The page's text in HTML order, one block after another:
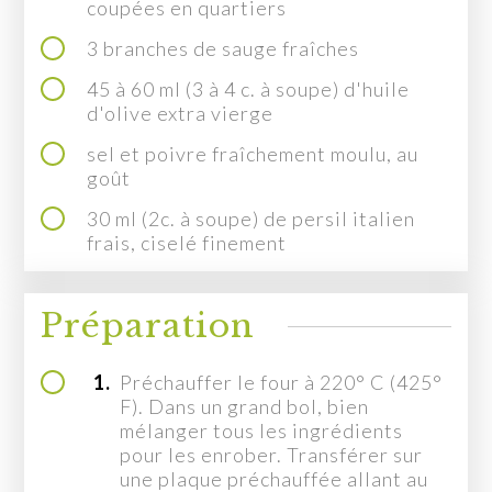
MON COMPTE
EN
coupées en quartiers
3 branches de sauge fraîches
45 à 60 ml (3 à 4 c. à soupe) d'huile
d'olive extra vierge
sel et poivre fraîchement moulu, au
goût
30 ml (2c. à soupe) de persil italien
frais, ciselé finement
Préparation
1. Préchauffer le four à 220° C (425°
F). Dans un grand bol, bien
mélanger tous les ingrédients
pour les enrober. Transférer sur
une plaque préchauffée allant au